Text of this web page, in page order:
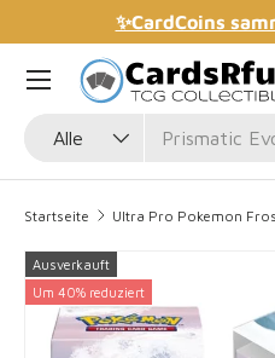
Direkt zum Inhalt
✨CardCoins
Alle
Startseite Ultra Pro Pokemon
Zu
Ausverkauft
Um 40% reduziert